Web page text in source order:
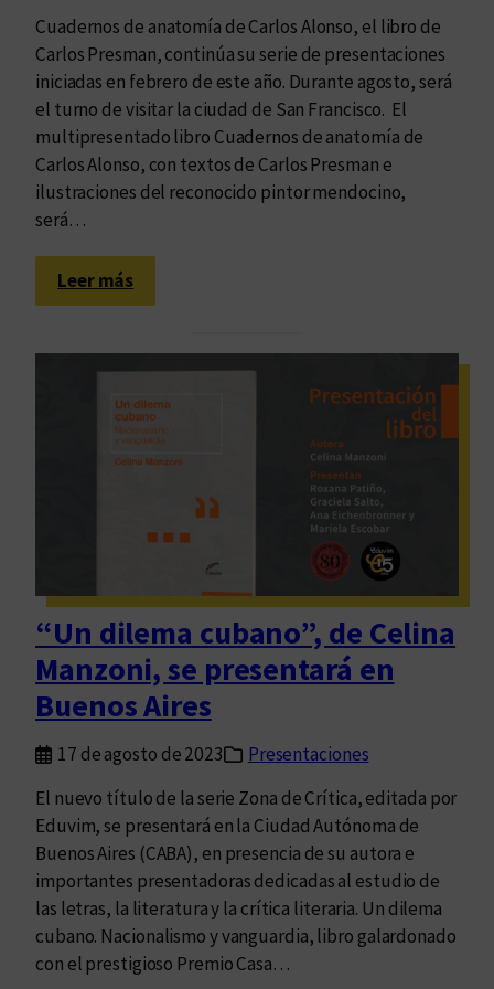
e
g
r
a
c
i
ó
o
a
l
y
o
m
c
i
c
i
u
d
a
d
a
n
Cuadernos de anatomía de Carlos Alonso, el libro de
Carlos Presman, continúa su serie de presentaciones
iniciadas en febrero de este año. Durante agosto, será
el turno de visitar la ciudad de San Francisco. El
multipresentado libro Cuadernos de anatomía de
Carlos Alonso, con textos de Carlos Presman e
ilustraciones del reconocido pintor mendocino,
será…
Leer más:
C
o
s
P
a
n
p
e
s
n
t
a
r
á
s
u
“Un dilema cubano”, de Celina
Manzoni, se presentará en
Buenos Aires
17 de agosto de 2023
Presentaciones
El nuevo título de la serie Zona de Crítica, editada por
Eduvim, se presentará en la Ciudad Autónoma de
Buenos Aires (CABA), en presencia de su autora e
importantes presentadoras dedicadas al estudio de
las letras, la literatura y la crítica literaria. Un dilema
cubano. Nacionalismo y vanguardia, libro galardonado
con el prestigioso Premio Casa…